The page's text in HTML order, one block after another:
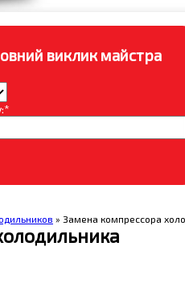
виклик майстра
» Замена компрессора